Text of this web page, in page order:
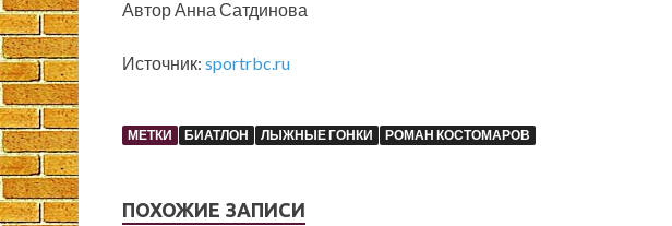
Автор Анна Сатдинова
Источник: sportrbc.ru
МЕТКИ БИАТЛОН ЛЫЖНЫЕ ГОНКИ РОМАН КОСТОМАРОВ
ПОХОЖИЕ ЗАПИСИ